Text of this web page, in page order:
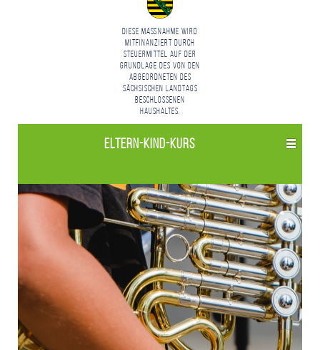
Diese Maßnahme wird
mitfinanziert durch
Steuermittel auf der
Grundlage des von den
Abgeordneten des
Sächsischen Landtags
beschlossenen
Haushaltes.
Eltern-Kind-Kurs